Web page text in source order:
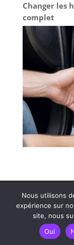
Changer les
complet
Politique de
Nous utilisons
expérience sur
site, nous
Oui